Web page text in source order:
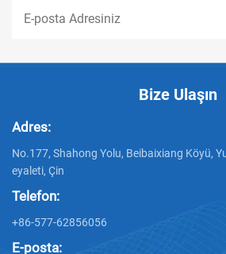
Bize Ulaşın
Adres:
No.177, Shahong Yolu, Beibaixiang Köyü,
eyaleti, Çin
Telefon:
+86-577-62856056
E-posta: